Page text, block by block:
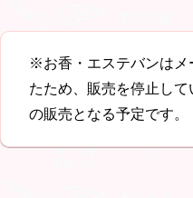
※お香・エステバンはメ
たため、販売を停止し
の販売となる予定です。